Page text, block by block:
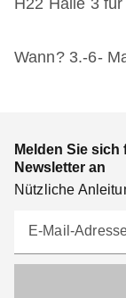
H22 Halle 3
Wann? 3.-6-
Melden Sie
Newsletter an
Nützliche
E-Mail-